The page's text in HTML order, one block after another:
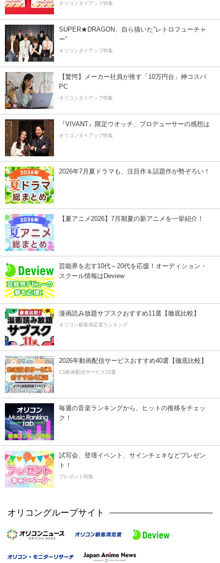
オリコンタイアップ特集
SUPER★DRAGON、自ら描いた”レトロフューチャ
ー”
オリコンタイアップ特集
【驚愕】メーカー社員が推す「10万円台」神コスパ
PC
オリコンタイアップ特集
『VIVANT』限定ウオッチ、プロデューサーの感想は
オリコンタイアップ特集
2026年7月夏ドラマも、注目作＆話題作が勢ぞろい！
【夏アニメ2026】7月期夏の新アニメを一挙紹介！
芸能界を志す10代～20代を応援！オーディション・
スクール情報はDeview
漫画読み放題サブスクおすすめ11選【徹底比較】
オリコン顧客満足度ランキング
2026年動画配信サービスおすすめ40選【徹底比較】
CS動画配信サービス20選
毎週の音楽ランキングから、ヒットの推移をチェッ
ク！
試写会、登壇イベント、サインチェキなどプレゼン
ト！
プレゼント特集
オリコングループサイト